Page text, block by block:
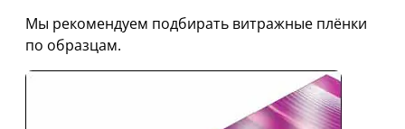
Мы рекомендуем подбирать витражные плёнки
по образцам.